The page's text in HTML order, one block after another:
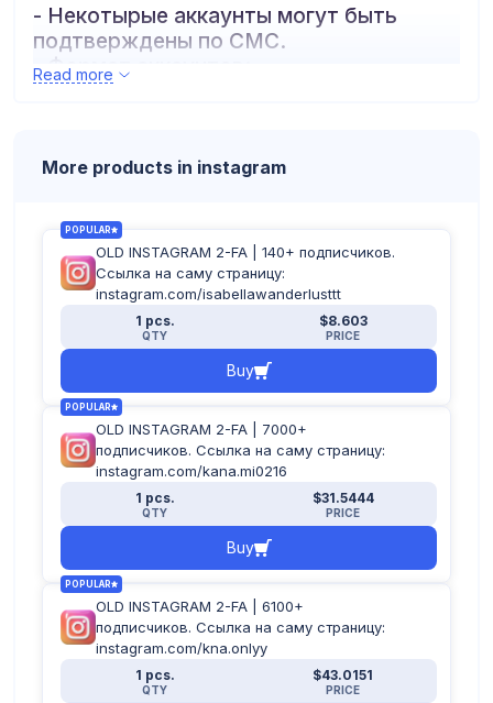
- Некотырые аккаунты могут быть
подтверждены по СМС.
- Формат аккаунтов:
логин:пароль:почта:пароль_почты:2fa
Read more
More products in instagram
POPULAR
OLD INSTAGRAM 2-FA | 140+ подписчиков.
Ссылка на саму страницу:
instagram.com/isabellawanderlusttt
1 pcs.
QTY
$8.603
PRICE
Buy
POPULAR
OLD INSTAGRAM 2-FA | 7000+
подписчиков. Ссылка на саму страницу:
instagram.com/kana.mi0216
1 pcs.
QTY
$31.5444
PRICE
Buy
POPULAR
OLD INSTAGRAM 2-FA | 6100+
подписчиков. Ссылка на саму страницу:
instagram.com/kna.onlyy
1 pcs.
QTY
$43.0151
PRICE